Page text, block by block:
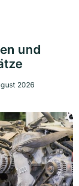
und
2026